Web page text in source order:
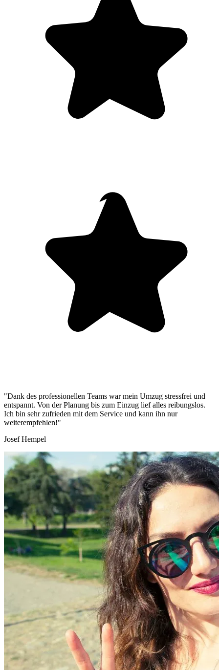
"Dank des professionellen Teams war mein Umzug stressfrei und
entspannt. Von der Planung bis zum Einzug lief alles reibungslos.
Ich bin sehr zufrieden mit dem Service und kann ihn nur
weiterempfehlen!"
Josef Hempel